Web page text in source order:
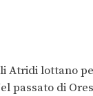
Atridi lottano
passato di